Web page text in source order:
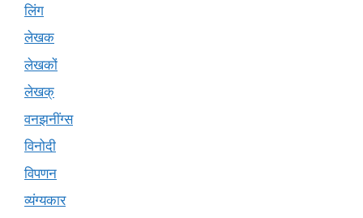
लिंग
लेखक
लेखकों
लेखक्
वनझनींग्स
विनोदी
विपणन
व्यंग्यकार